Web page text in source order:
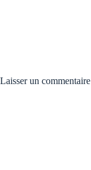
Laisser un commentaire